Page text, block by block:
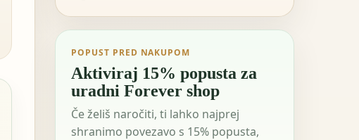
POPUST PRED NAKUPOM
Aktiviraj 15% popusta za
uradni Forever shop
Če želiš naročiti, ti lahko najprej
shranimo povezavo s 15% popusta,